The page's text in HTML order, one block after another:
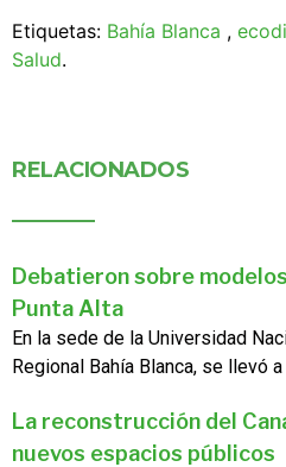
Etiquetas: Bahía Blanca ,
Salud.
RELACIONADOS
Debatieron sobre
Punta Alta
En la sede de la Universidad
Regional Bahía Blanca, se llevó
La reconstrucción del
nuevos espacios públicos